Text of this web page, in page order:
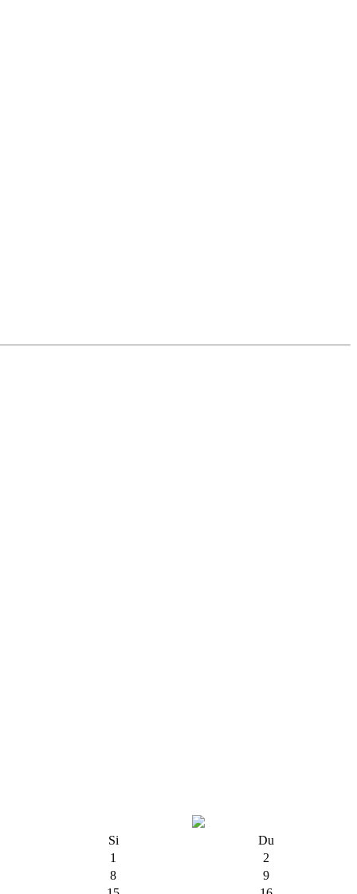
Si
Du
1
2
8
9